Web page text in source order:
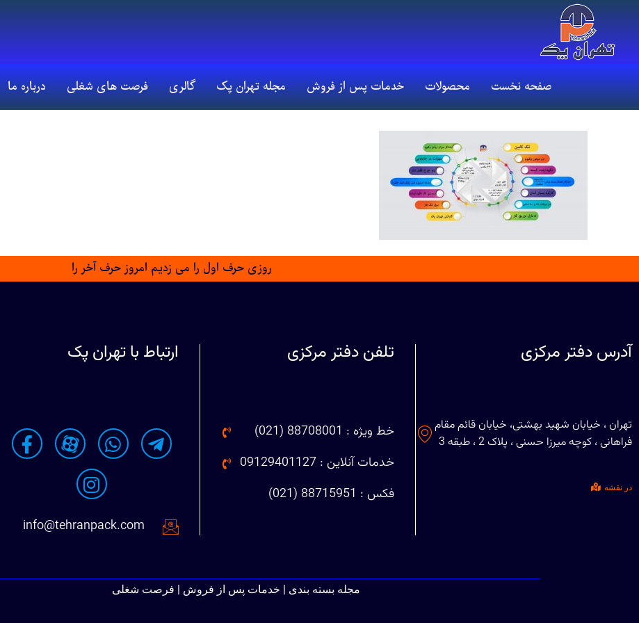
صفحه نخست محصولات خدمات پس از فروش مجله تهران پک گالری فرصت های شغلی درباره ما
روزی حرف اول را می زدیم امروز حرف آخر را
آدرس دفتر مرکزی
تهران ، خیابان شهید بهشتی، خیابان قائم مقام
فراهانی ، کوچه میرزا حسنی ، پلاک 2 ، طبقه 3
در نقشه
تلفن دفتر مرکزی
خط ویژه : 88708001 (021)
خدمات آنلاین : 09129401127
فکس : 88715951 (021)
ارتباط با تهران پک
info@tehranpack.com
مجله بسته بندی | خدمات پس از فروش | فرصت شغلی